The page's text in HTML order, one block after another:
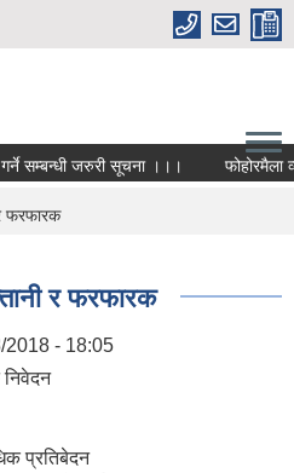
सम्बन्धी जरुरी सूचना ।।। फोहोरमैला
फरफारक
र फरफारक
2018 - 18:05
निवेदन
प्रतिबेदन